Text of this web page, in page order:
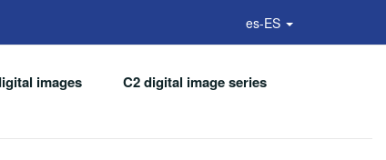
es-ES
images
C2 digital image series